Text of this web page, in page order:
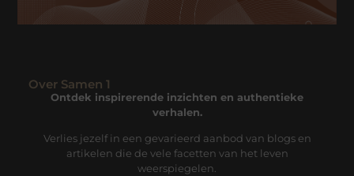
Over Samen 1
Ontdek inspirerende inzichten en authentieke
verhalen.
Verlies jezelf in een gevarieerd aanbod van blogs en
artikelen die de vele facetten van het leven
weerspiegelen.